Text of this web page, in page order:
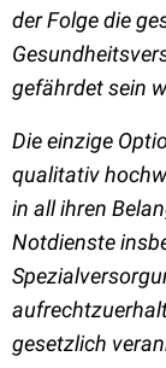
der Folge die
gefährdet sein
Die einzige
qualitativ
in all ihren
Notdienste
gesetzlich